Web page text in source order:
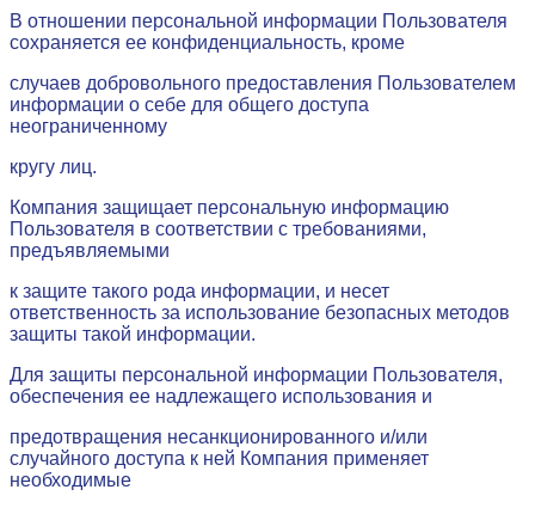
В отношении персональной информации Пользователя
сохраняется ее конфиденциальность, кроме
случаев добровольного предоставления Пользователем
информации о себе для общего доступа
неограниченному
кругу лиц.
Компания защищает персональную информацию
Пользователя в соответствии с требованиями,
предъявляемыми
к защите такого рода информации, и несет
ответственность за использование безопасных методов
защиты такой информации.
Для защиты персональной информации Пользователя,
обеспечения ее надлежащего использования и
предотвращения несанкционированного и/или
случайного доступа к ней Компания применяет
необходимые